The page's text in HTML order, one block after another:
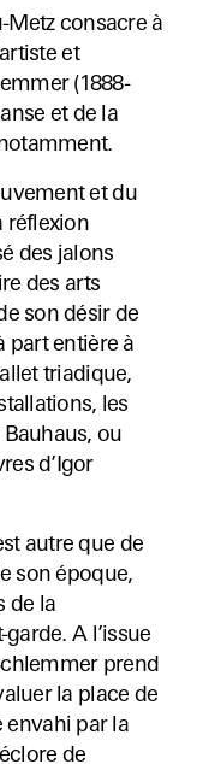
Metz consacre à
et
(1888-
et de la
et du
réflexion
des jalons
des arts
son désir de
part entière à
triadique,
les
ou
d’Igor
autre que de
son époque,
de la
garde. A l’issue
prend
la place de
envahi par la
de